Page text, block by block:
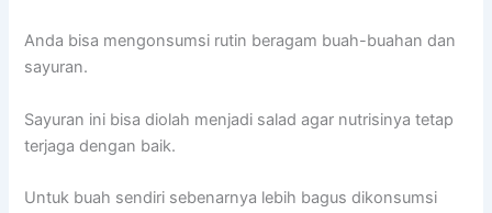
Anda bisa mengonsumsi rutin beragam buah-buahan dan
sayuran.
Sayuran ini bisa diolah menjadi salad agar nutrisinya tetap
terjaga dengan baik.
Untuk buah sendiri sebenarnya lebih bagus dikonsumsi